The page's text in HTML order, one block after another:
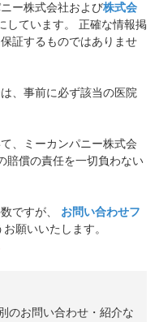
ー株式会社および株式会
しています。 正確な情報掲
証するものではありませ
、事前に必ず該当の医院
、ミーカンパニー株式会
賠償の責任を一切負わない
ですが、
お問い合わせフ
願いいたします。
のお問い合わせ・紹介な